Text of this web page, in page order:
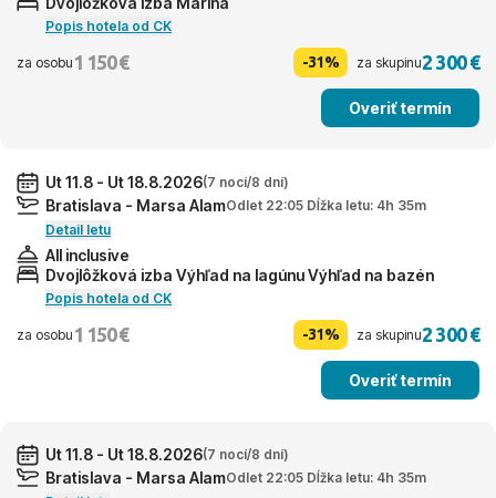
Popis hotela od CK
za osobu 1 150 € -31% za skupinu2 300 €
Overiť termín
Ut 11.8 - Ut 18.8.2026(7 nocí/8 dní)
Bratislava - Marsa AlamOdlet 22:05 Dĺžka letu: 4h 35m
Detail letu
All inclusive
Dvojlôžková izba Výhľad na lagúnu Výhľad na bazén
Popis hotela od CK
za osobu 1 150 € -31% za skupinu2 300 €
Overiť termín
Ut 11.8 - Ut 18.8.2026(7 nocí/8 dní)
Bratislava - Marsa AlamOdlet 22:05 Dĺžka letu: 4h 35m